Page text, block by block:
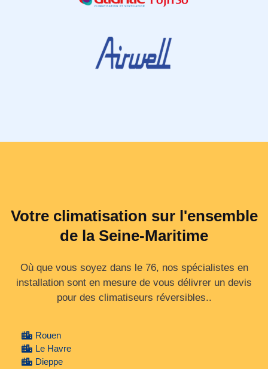
Votre climatisation sur l'ensemble
de la Seine-Maritime
Où que vous soyez dans le 76, nos spécialistes en
installation sont en mesure de vous délivrer un devis
pour des climatiseurs réversibles..
Rouen
Le Havre
Dieppe